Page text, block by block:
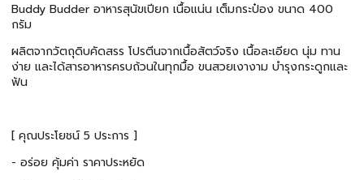
Buddy Budder อาหารสุนัขเปียก เนื้อแน่น เต็มกระป๋อง ขนาด 400
กรัม
ผลิตจากวัตถุดิบคัดสรร โปรตีนจากเนื้อสัตว์จริง เนื้อละเอียด นุ่ม ทาน
ง่าย และได้สารอาหารครบถ้วนในทุกมื้อ ขนสวยเงางาม บำรุงกระดูกและ
ฟัน
[ คุณประโยชน์ 5 ประการ ]
- อร่อย คุ้มค่า ราคาประหยัด